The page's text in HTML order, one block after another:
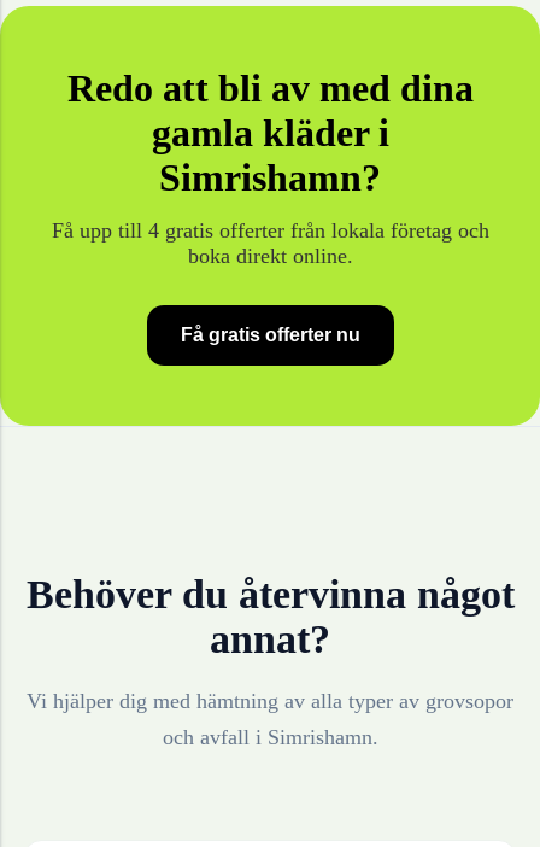
Redo att bli av med dina
gamla kläderi
Simrishamn?
Få upp till 4 gratis offerter från lokala företag och
boka direkt online.
Få gratis offerter nu
Behöver du återvinna något
annat?
Vi hjälper dig med hämtning av alla typer av grovsopor
och avfall i Simrishamn.